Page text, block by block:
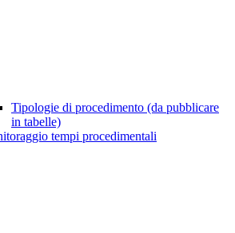
Tipologie di procedimento (da pubblicare
in tabelle)
tempi procedimentali